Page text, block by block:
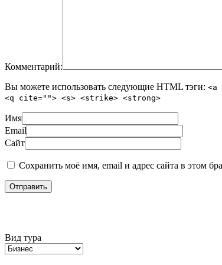
Комментарий:
Вы можете использовать следующие HTML тэги: <a
<q cite=""> <s> <strike> <strong>
Имя
Email
Сайт
Сохранить моё имя, email и адрес сайта в этом
Вид тура